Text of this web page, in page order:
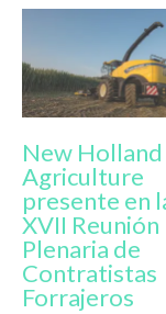
New Holland
Agriculture
presente en
XVII Reunión
Plenaria de
Contratistas
Forrajeros